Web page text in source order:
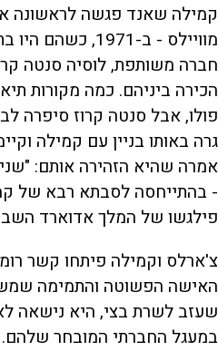
קמילה שאנד פגשה לראשונה
חברה משותפת, לוסיה סנטה
הכירה ביניהם. כמה מקורות
פולו, אבל סנטה קרוז סיפרה
גרה באותו בניין עם קמילה
אמרה שהיא הזהירה אותם:
- בהתייחסה לסבתא רבא של
פילגשו של המלך אדוארד
צ'ארלס וקמילה פיתחו קשר
האישה הפשוטה והתמימה
שעזב לשרת בצי, היא נישאה
במעגל החברתי המובחר שלהם.